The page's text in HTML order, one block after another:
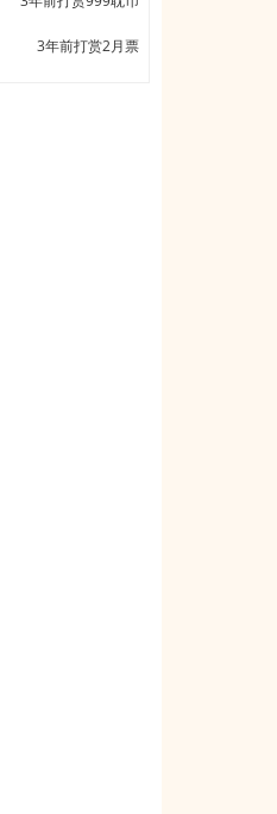
3年前打赏2月票